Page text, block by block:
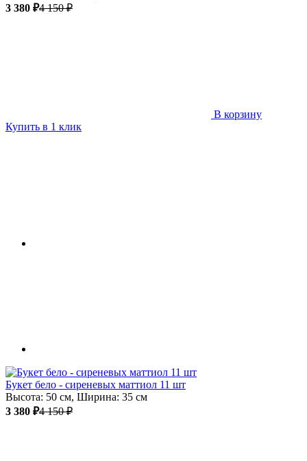
3 380 ₽4 150 ₽
В корзину
Купить в 1 клик
Букет бело - сиреневых маттиол 11 шт
Высота: 50 см, Ширина: 35 см
3 380 ₽4 150 ₽